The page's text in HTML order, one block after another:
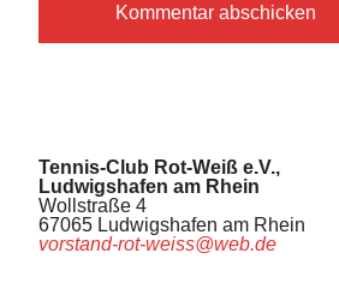
Tennis-Club Rot-Weiß e.V.,
Ludwigshafen am Rhein
Wollstraße 4
67065 Ludwigshafen am Rhein
vorstand-rot-weiss@web.de